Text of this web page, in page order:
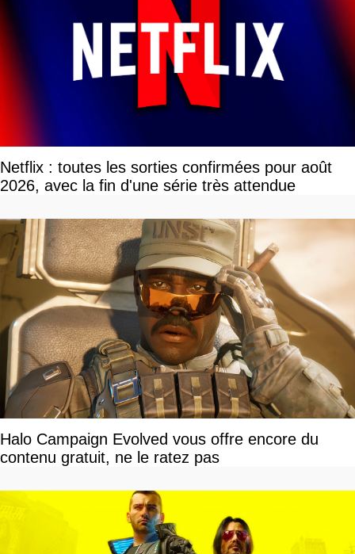
Netflix : toutes les sorties confirmées pour août
2026, avec la fin d'une série très attendue
Halo Campaign Evolved vous offre encore du
contenu gratuit, ne le ratez pas